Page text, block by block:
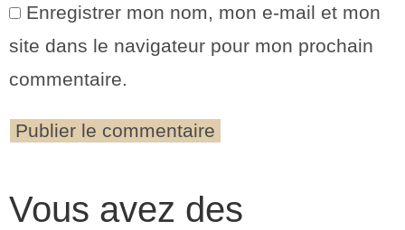
Enregistrer mon nom, mon e-mail et mon
site dans le navigateur pour mon prochain
commentaire.
Vous avez des